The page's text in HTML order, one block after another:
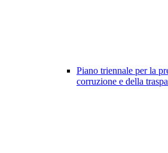
Piano triennale per la
corruzione e della